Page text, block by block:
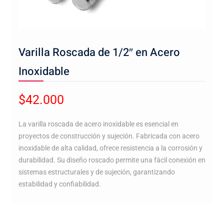
Varilla Roscada de 1/2″ en Acero
Inoxidable
$42.000
La varilla roscada de acero inoxidable es esencial en
proyectos de construcción y sujeción. Fabricada con acero
inoxidable de alta calidad, ofrece resistencia a la corrosión y
durabilidad. Su diseño roscado permite una fácil conexión en
sistemas estructurales y de sujeción, garantizando
estabilidad y confiabilidad.